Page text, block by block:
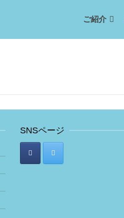
ご紹介
SNSページ